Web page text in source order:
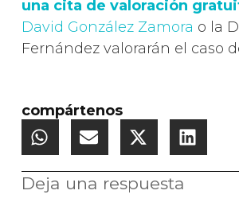
una cita de valoración
David González Zamora o la
Fernández valorarán el caso
compártenos
Deja una respuesta